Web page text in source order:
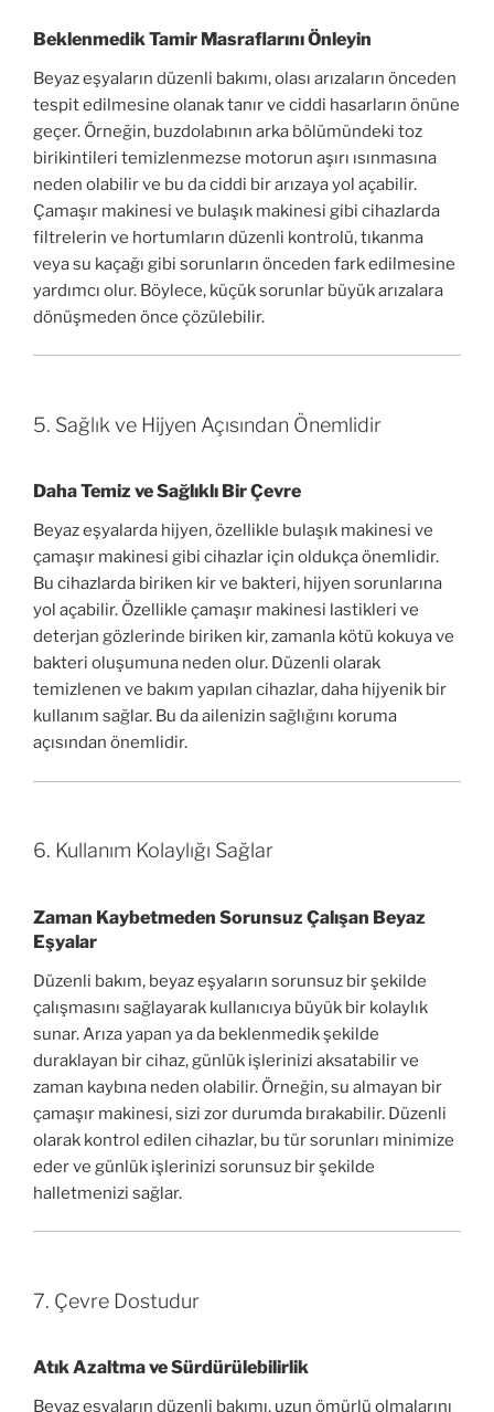
Beklenmedik Tamir Masraflarını Önleyin
Beyaz eşyaların düzenli bakımı, olası arızaların önceden
tespit edilmesine olanak tanır ve ciddi hasarların önüne
geçer. Örneğin, buzdolabının arka bölümündeki toz
birikintileri temizlenmezse motorun aşırı ısınmasına
neden olabilir ve bu da ciddi bir arızaya yol açabilir.
Çamaşır makinesi ve bulaşık makinesi gibi cihazlarda
filtrelerin ve hortumların düzenli kontrolü, tıkanma
veya su kaçağı gibi sorunların önceden fark edilmesine
yardımcı olur. Böylece, küçük sorunlar büyük arızalara
dönüşmeden önce çözülebilir.
5. Sağlık ve Hijyen Açısından Önemlidir
Daha Temiz ve Sağlıklı Bir Çevre
Beyaz eşyalarda hijyen, özellikle bulaşık makinesi ve
çamaşır makinesi gibi cihazlar için oldukça önemlidir.
Bu cihazlarda biriken kir ve bakteri, hijyen sorunlarına
yol açabilir. Özellikle çamaşır makinesi lastikleri ve
deterjan gözlerinde biriken kir, zamanla kötü kokuya ve
bakteri oluşumuna neden olur. Düzenli olarak
temizlenen ve bakım yapılan cihazlar, daha hijyenik bir
kullanım sağlar. Bu da ailenizin sağlığını koruma
açısından önemlidir.
6. Kullanım Kolaylığı Sağlar
Zaman Kaybetmeden Sorunsuz Çalışan Beyaz
Eşyalar
Düzenli bakım, beyaz eşyaların sorunsuz bir şekilde
çalışmasını sağlayarak kullanıcıya büyük bir kolaylık
sunar. Arıza yapan ya da beklenmedik şekilde
duraklayan bir cihaz, günlük işlerinizi aksatabilir ve
zaman kaybına neden olabilir. Örneğin, su almayan bir
çamaşır makinesi, sizi zor durumda bırakabilir. Düzenli
olarak kontrol edilen cihazlar, bu tür sorunları minimize
eder ve günlük işlerinizi sorunsuz bir şekilde
halletmenizi sağlar.
7. Çevre Dostudur
Atık Azaltma ve Sürdürülebilirlik
Beyaz eşyaların düzenli bakımı, uzun ömürlü olmalarını